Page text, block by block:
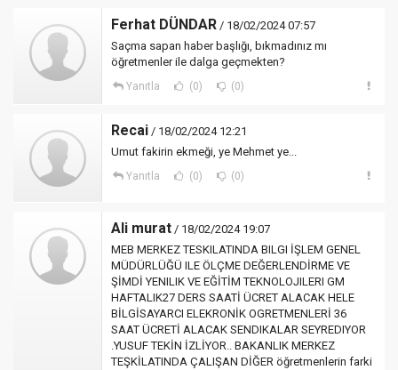
Ferhat DÜNDAR / 18/02/2024 07:57
Saçma sapan haber başlığı, bıkmadınız mı
öğretmenler ile dalga geçmekten?
Yanıtla (0) (0)
Recai / 18/02/2024 12:21
Umut fakirin ekmeği, ye Mehmet ye...
Yanıtla (0) (0)
Ali murat / 18/02/2024 19:07
MEB MERKEZ TESKILATINDA BILGI İŞLEM GENEL
MÜDÜRLÜĞÜ ILE ÖLÇME DEĞERLENDİRME VE
ŞİMDİ YENILIK VE EĞİTİM TEKNOLOJILERI GM
HAFTALIK27 DERS SAATİ ÜCRET ALACAK HELE
BİLGİSAYARCI ELEKRONİK OGRETMENLERİ 36
SAAT ÜCRETİ ALACAK SENDIKALAR SEYREDIYOR
.YUSUF TEKİN İZLİYOR.. BAKANLIK MERKEZ
TEŞKİLATINDA ÇALIŞAN DİĞER öğretmenlerin farki